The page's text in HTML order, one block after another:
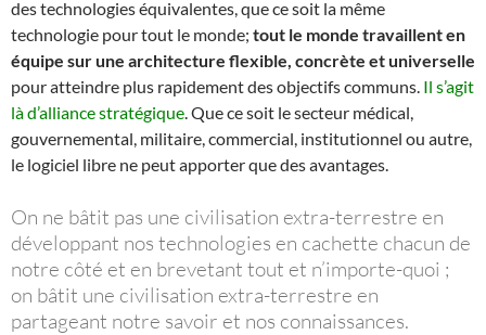
des technologies équivalentes, que ce soit la même
technologie pour tout le monde; tout le monde travaillent en
équipe sur une architecture flexible, concrète et universelle
pour atteindre plus rapidement des objectifs communs. Il s’agit
là d’alliance stratégique. Que ce soit le secteur médical,
gouvernemental, militaire, commercial, institutionnel ou autre,
le logiciel libre ne peut apporter que des avantages.
On ne bâtit pas une civilisation extra-terrestre en
développant nos technologies en cachette chacun de
notre côté et en brevetant tout et n’importe-quoi ;
on bâtit une civilisation extra-terrestre en
partageant notre savoir et nos connaissances.